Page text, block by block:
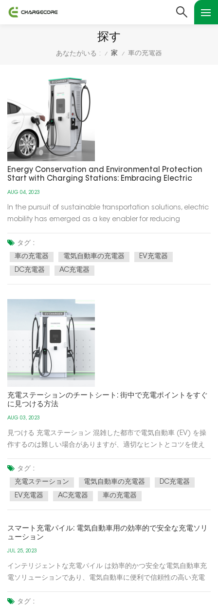
探す
あなたがいる : / 家 / 車の充電器
Energy Conservation and Environmental Protection
Start with Charging Stations: Embracing Electric
AUG 04, 2023
In the pursuit of sustainable transportation solutions, electric
mobility has emerged as a key enabler for reducing
conservation. At the heart of this eco-friendly revolution are
electric vehicles (EVs), powered by electricity instead of fossil
fuels. Th...
タグ :
車の充電器
電気自動車の充電器
EV充電器
DC充電器
AC充電器
充電ステーションのチートシート: 街中で充電ポイントをすぐ
に見つける方法
AUG 03, 2023
見つける 充電ステーション 混雑した都市で電気自動車 (EV) を操
作するのは難しい場合がありますが、適切なヒントとコツを使え
ントを素早く見つけて、スムーズで手間のかからない EV 充電体験
を保証する方法を説明します。モバイル アプリの活用:
PlugShare、C...
タグ :
充電ステーション
電気自動車の充電器
DC充電器
EV充電器
AC充電器 車の充電器
スマート充電パイル: 電気自動車用の効率的で安全な充電ソリ
ューション
JUL 25, 2023
インテリジェントな充電パイル は効率的かつ安全な電気自動車充
電ソリューションであり、電気自動車に便利で信頼性の高い充電
電エクスペリエンスを最適化し、エネルギー効率を向上させるこ
タグ :